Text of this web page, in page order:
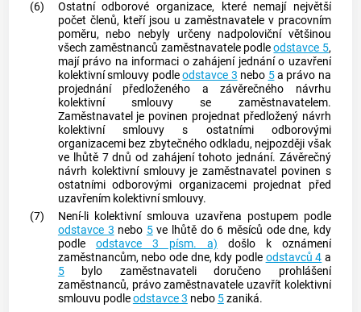
(6)
Ostatní odborové organizace, které nemají největší
počet členů, kteří jsou u zaměstnavatelev pracovním
poměru, nebo nebyly určeny nadpoloviční většinou
všechzaměstnanců zaměstnavatelepodleodstavce 5,
mají právo na informaci o zahájení jednání o uzavření
kolektivní smlouvy podleodstavce 3 nebo 5a právo na
projednánípředloženého a závěrečného návrhu
kolektivní smlouvy se zaměstnavatelem.
Zaměstnavatel je povinen projednat předložený návrh
kolektivní smlouvy s ostatními odborovými
organizacemi bez zbytečného odkladu, nejpozději však
ve lhůtě 7 dnů od zahájení tohoto jednání. Závěrečný
návrh kolektivní smlouvy jezaměstnavatel povinen s
ostatními odborovými organizacemi projednat před
uzavřením kolektivní smlouvy.
(7)
Není-li kolektivní smlouva uzavřena postupem podle
odstavce 3 nebo 5ve lhůtě do 6 měsíců ode dne, kdy
podle odstavce 3 písm. a) došlo k oznámení
zaměstnancům, nebo ode dne, kdy podle odstavců 4 a
5bylo zaměstnavatelidoručeno prohlášení
zaměstnanců, právozaměstnavatele uzavřít kolektivní
smlouvu podleodstavce 3 nebo 5zaniká.